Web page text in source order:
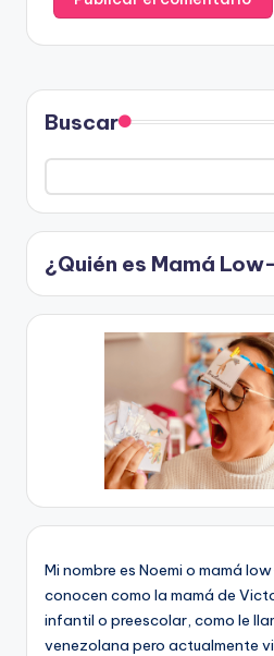
Buscar
¿Quién es Mamá
Mi nombre es Noemi o mamá
conocen como la mamá de
infantil o preescolar, como le
venezolana pero actualmente